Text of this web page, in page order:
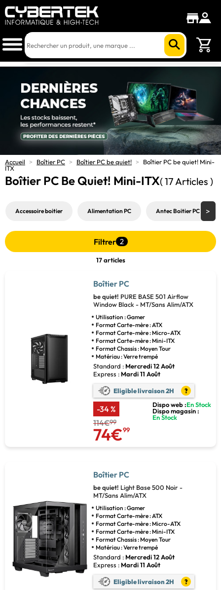
Accueil > Boîtier PC > Boîtier PC be quiet! >
Boîtier PC be quiet! Mini-
ITX
Boîtier PC Be Quiet! Mini-ITX( 17 Articles )
Accessoire boitier Alimentation PC Antec Boitier PC
Filtrer 2
17 articles
Boîtier PC
be quiet! PURE BASE 501 Airflow
Window Black - MT/Sans Alim/ATX
Utilisation : Gamer
Format Carte-mère : ATX
Format Carte-mère : Micro-ATX
Format Carte-mère : Mini-ITX
Format Chassis : Moyen Tour
Matériau : Verre trempé
Standard : Mercredi 12 Août
Express : Mardi 11 Août
Eligible livraison 2H ?
-34 %
114€99
74€99
Dispo web :En Stock
Dispo magasin :
En Stock
Boîtier PC
be quiet! Light Base 500 Noir -
MT/Sans Alim/ATX
Utilisation : Gamer
Format Carte-mère : ATX
Format Carte-mère : Micro-ATX
Format Carte-mère : Mini-ITX
Format Chassis : Moyen Tour
Matériau : Verre trempé
Standard : Mercredi 12 Août
Express : Mardi 11 Août
Eligible livraison 2H ?